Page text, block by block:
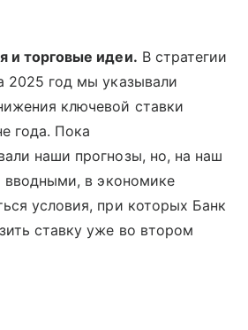
и торговые идеи. В стратегии
2025 год мы указывали
ключевой ставки
года. Пока
наши прогнозы, но, на наш
вводными, в экономике
условия, при которых Банк
ставку уже во втором